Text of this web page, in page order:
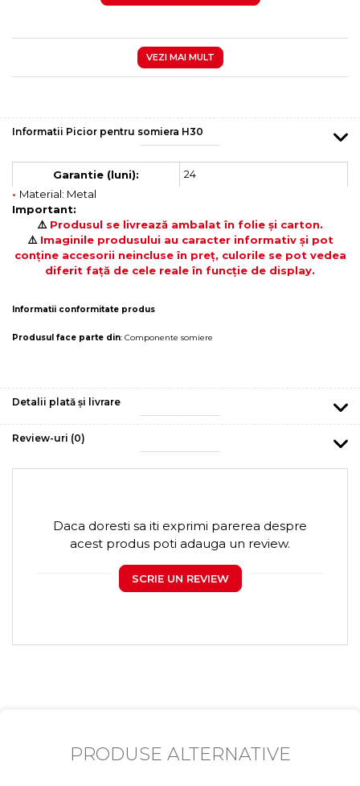
VEZI MAI MULT
Informatii Picior pentru somiera H30
Garantie (luni):
24
• Material: Metal
Important:
⚠️ Produsul se livrează ambalat în folie și carton.
⚠️ Imaginile produsului au caracter informativ și pot
conține accesorii neincluse în preț, culorile se pot vedea
diferit față de cele reale în funcție de display.
Informatii conformitate produs
Produsul face parte din: Componente somiere
Detalii plată și livrare
Review-uri (0)
Daca doresti sa iti exprimi parerea despre
acest produs poti adauga un review.
SCRIE UN REVIEW
PRODUSE ALTERNATIVE